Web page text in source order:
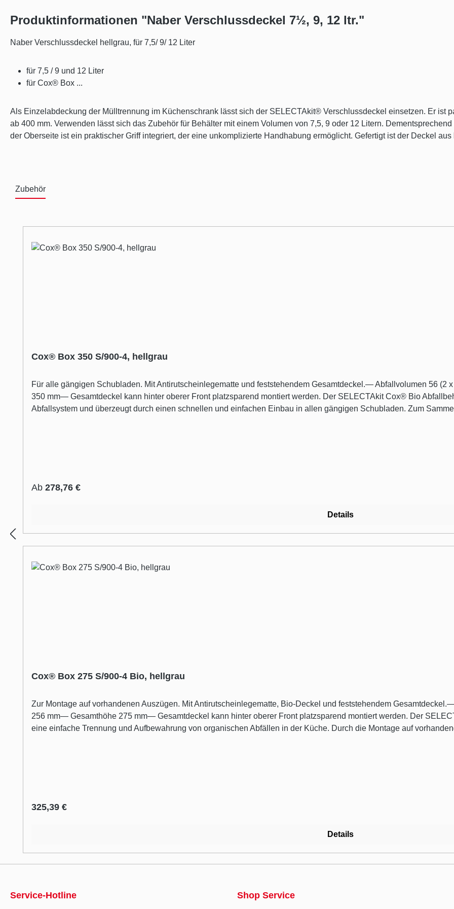
Produktinformationen "Naber Verschlussdeckel 7½, 9, 12 ltr."
Naber Verschlussdeckel hellgrau, für 7,5/ 9/ 12 Liter
für 7,5 / 9 und 12 Liter
für Cox® Box ...
Als Einzelabdeckung der Mülltrennung im Küchenschrank lässt sich der SELECTAkit® Verschlussdeckel einsetzen. Er ist
ab 400 mm. Verwenden lässt sich das Zubehör für Behälter mit einem Volumen von 7,5, 9 oder 12 Litern.
der Oberseite ist ein praktischer Griff integriert, der eine unkomplizierte Handhabung ermöglicht. Gefertigt ist der Deckel
Zubehör
Cox® Box 350 S/900-4, hellgrau
Für alle gängigen Schubladen. Mit Antirutscheinlegematte und feststehendem Gesamtdeckel.— Abfallvolumen 56
350 mm— Gesamtdeckel kann hinter oberer Front platzsparend montiert werden. Der SELECTAkit Cox® Bio
Abfallsystem und überzeugt durch einen schnellen und einfachen Einbau in allen gängigen Schubladen. Zum
Regulärer Preis:
Ab 278,76 €
Details
Cox® Box 275 S/900-4 Bio, hellgrau
Zur Montage auf vorhandenen Auszügen. Mit Antirutscheinlegematte, Bio-Deckel und feststehendem
256 mm— Gesamthöhe 275 mm— Gesamtdeckel kann hinter oberer Front platzsparend montiert werden. Der
eine einfache Trennung und Aufbewahrung von organischen Abfällen in der Küche. Durch die Montage auf
Regulärer Preis:
325,39 €
Details
Service-Hotline Shop Service